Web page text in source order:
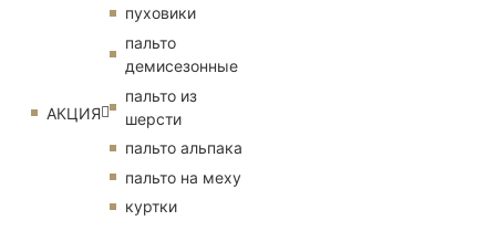
АКЦИЯ
пуховики
пальто
демисезонные
пальто из
шерсти
пальто альпака
пальто на меху
куртки